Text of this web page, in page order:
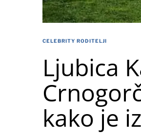
CELEBRITY RODITELJI
Ljubica
kako je